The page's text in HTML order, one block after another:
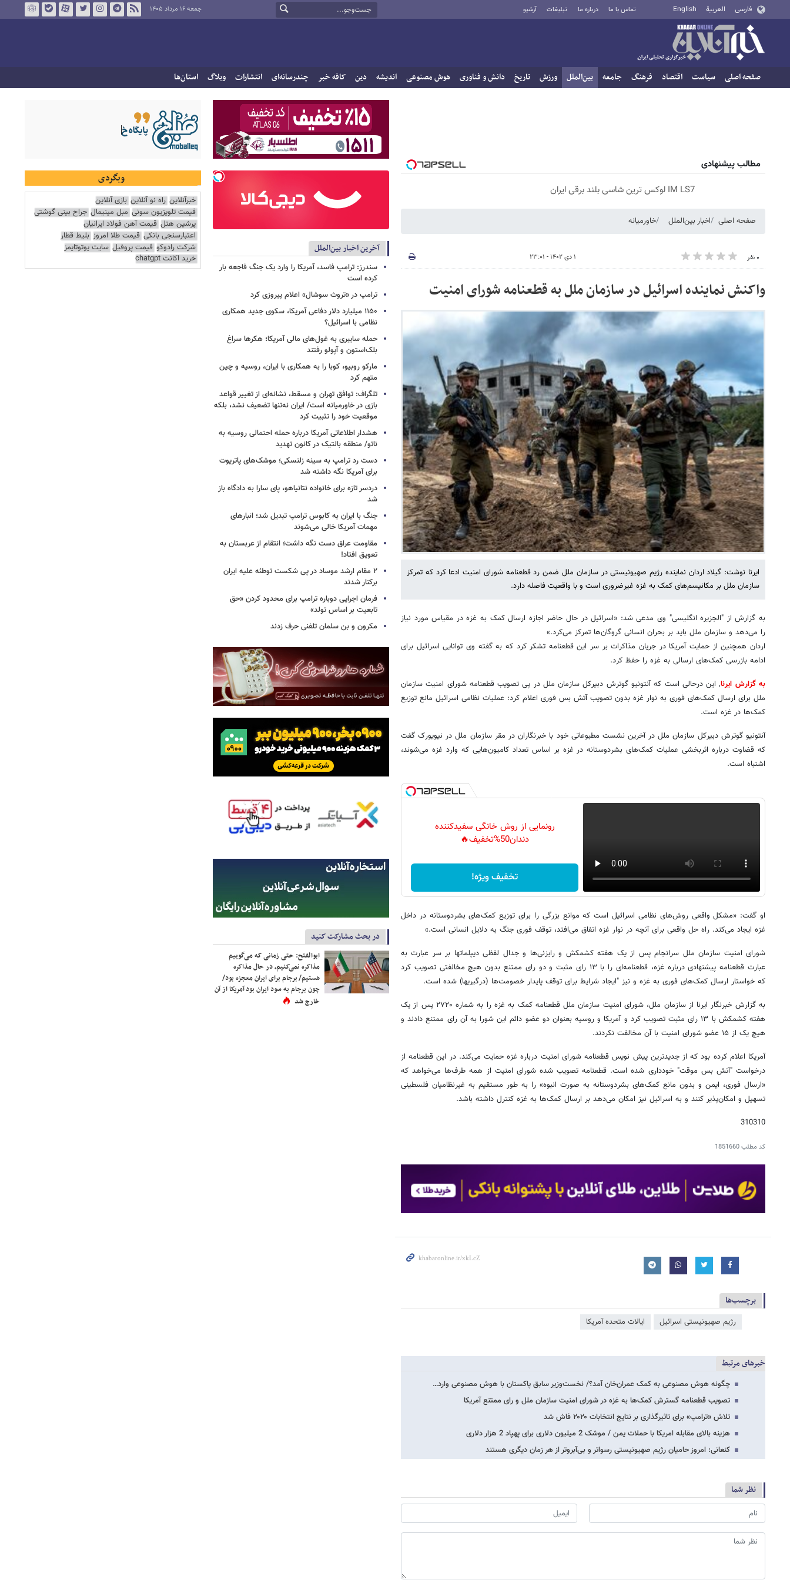
فارسی العربية English تماس با ما درباره ما تبلیغات آرشیو جمعه ۱۶ مرداد ۱۴۰۵
صفحه اصلی سیاست اقتصاد فرهنگ جامعه بین‌الملل ورزش تاریخ دانش و فناوری هوش مصنوعی اندیشه دین کافه خبر چندرسانه‌ای انتشارات وبلاگ استان‌ها
مطالب پیشنهادی
IM LS7 لوکس ترین شاسی بلند برقی ایران
صفحه اصلی اخبار بین‌الملل خاورمیانه
۰ نفر ۱ دی ۱۴۰۲ - ۲۳:۰۱
واکنش نماینده اسرائیل در سازمان ملل به قطعنامه شورای امنیت
ایرنا نوشت: گیلاد اردان نماینده رژیم صهیونیستی در سازمان ملل ضمن رد قطعنامه شورای امنیت ادعا کرد که تمرکز
سازمان ملل بر مکانیسم‌های کمک به غزه غیرضروری است و با واقعیت فاصله دارد.
به گزارش از "الجزیره انگلیسی" وی مدعی شد: «اسرائیل در حال حاضر اجازه ارسال کمک به غزه در مقیاس مورد نیاز
را می‌دهد و سازمان ملل باید بر بحران انسانی گروگان‌ها تمرکز می‌کرد.»
اردان همچنین از حمایت آمریکا در جریان مذاکرات بر سر این قطعنامه تشکر کرد که به گفته وی توانایی اسرائیل برای
ادامه بازرسی کمک‌های ارسالی به غزه را حفظ کرد.
به گزارش ایرنا, این درحالی است که آنتونیو گوترش دبیرکل سازمان ملل در پی تصویب قطعنامه شورای امنیت سازمان
ملل برای ارسال کمک‌های فوری به نوار غزه بدون تصویب آتش بس فوری اعلام کرد: عملیات نظامی اسرائیل مانع توزیع
کمک‌ها در غزه است.
آنتونیو گوترش دبیرکل سازمان ملل در آخرین نشست مطبوعاتی خود با خبرنگاران در مقر سازمان ملل در نیویورک گفت
که قضاوت درباره اثربخشی عملیات کمک‌های بشردوستانه در غزه بر اساس تعداد کامیون‌هایی که وارد غزه می‌شوند،
اشتباه است.
رونمایی از روش خانگی سفیدکننده
دندان50%تخفیف🔥
تخفیف ویژه!
او گفت: «مشکل واقعی روش‌های نظامی اسرائیل است که موانع بزرگی را برای توزیع کمک‌های بشردوستانه در داخل
غزه ایجاد می‌کند. راه حل واقعی برای آنچه در نوار غزه اتفاق می‌افتد، توقف فوری جنگ به دلایل انسانی است.»
شورای امنیت سازمان ملل سرانجام پس از یک هفته کشمکش و رایزنی‌ها و جدال لفظی دیپلماتها بر سر عبارت به
عبارت قطعنامه پیشنهادی درباره غزه، قطعنامه‌ای را با ۱۳ رای مثبت و دو رای ممتنع بدون هیچ مخالفتی تصویب کرد
که خواستار ارسال کمک‌های فوری به غزه و نیز "ایجاد شرایط برای توقف پایدار خصومت‌ها (درگیریها) شده است.
به گزارش خبرنگار ایرنا از سازمان ملل، شورای امنیت سازمان ملل قطعنامه کمک به غزه را به شماره ۲۷۲۰ پس از یک
هفته کشمکش با ۱۳ رای مثبت تصویب کرد و آمریکا و روسیه بعنوان دو عضو دائم این شورا به آن رای ممتنع دادند و
هیچ یک از ۱۵ عضو شورای امنیت با آن مخالفت نکردند.
آمریکا اعلام کرده بود که از جدیدترین پیش نویس قطعنامه شورای امنیت درباره غزه حمایت می‌کند. در این قطعنامه از
درخواست "آتش بس موقت" خودداری شده است. قطعنامه تصویب شده شورای امنیت از همه طرف‌ها می‌خواهد که
«ارسال فوری، ایمن و بدون مانع کمک‌های بشردوستانه به صورت انبوه» را به طور مستقیم به غیرنظامیان فلسطینی
تسهیل و امکان‌پذیر کنند و به اسرائیل نیز امکان می‌دهد بر ارسال کمک‌ها به غزه کنترل داشته باشد.
310310
کد مطلب1851660
برچسب‌ها
رژیم صهیونیستی اسرائیل ایالات متحده آمریکا
خبرهای مرتبط
چگونه هوش مصنوعی به کمک عمران‌خان آمد؟/ نخست‌وزیر سابق پاکستان با هوش مصنوعی وارد…
تصویب قطعنامه گسترش کمک‌ها به غزه در شورای امنیت سازمان ملل و رای ممتنع آمریکا
تلاش «ترامپ» برای تاثیرگذاری بر نتایج انتخابات ۲۰۲۰ فاش شد
هزینه بالای مقابله امریکا با حملات یمن / موشک 2 میلیون دلاری برای پهپاد 2 هزار دلاری
کنعانی: امروز حامیان رژیم صهیونیستی رسواتر و بی‌آبروتر از هر زمان دیگری هستند
نظر شما
آخرین اخبار بین‌الملل
سندرز: ترامپ فاسد، آمریکا را وارد یک جنگ فاجعه بار
کرده است
ترامپ در «تروث سوشال» اعلام پیروزی کرد
۱۱۵۰ میلیارد دلار دفاعی آمریکا، سکوی جدید همکاری
نظامی با اسرائیل؟
حمله سایبری به غول‌های مالی آمریکا؛ هکرها سراغ
بلک‌استون و آپولو رفتند
مارکو روبیو، کوبا را به همکاری با ایران، روسیه و چین
متهم کرد
تلگراف: توافق تهران و مسقط، نشانه‌ای از تغییر قواعد
بازی در خاورمیانه است/ ایران نه‌تنها تضعیف نشد، بلکه
موقعیت خود را تثبیت کرد
هشدار اطلاعاتی آمریکا درباره حمله احتمالی روسیه به
ناتو/ منطقه بالتیک در کانون تهدید
دست رد ترامپ به سینه زلنسکی؛ موشک‌های پاتریوت
برای آمریکا نگه داشته شد
دردسر تازه برای خانواده نتانیاهو، پای سارا به دادگاه باز
شد
جنگ با ایران به کابوس ترامپ تبدیل شد؛ انبارهای
مهمات آمریکا خالی می‌شوند
مقاومت عراق دست نگه داشت؛ انتقام از عربستان به
تعویق افتاد!
۲ مقام‌ ارشد موساد در پی شکست توطئه علیه ایران
برکنار شدند
فرمان اجرایی دوباره ترامپ برای محدود کردن «حق
تابعیت بر اساس تولد»
مکرون و بن سلمان تلفنی حرف زدند
در بحث مشارکت کنید
ابوالفتح: حتی زمانی که می‌گوییم
مذاکره نمی‌کنیم، در حال مذاکره
هستیم/ برجام برای ایران معجزه بود/
چون برجام به سود ایران بود آمریکا از آن
خارج شد
وبگردی
خبرآنلاین راه نو آنلاین بازی آنلاین
قیمت تلویزیون سونی مبل مینیمال جراح بینی گوشتی
پرشین هتل قیمت آهن فولاد ایرانیان
اعتبارسنجی بانکی قیمت طلا امروز بلیط قطار
شرکت رادوکو قیمت پروفیل سایت یوتوتایمز
خرید اکانت chatgpt